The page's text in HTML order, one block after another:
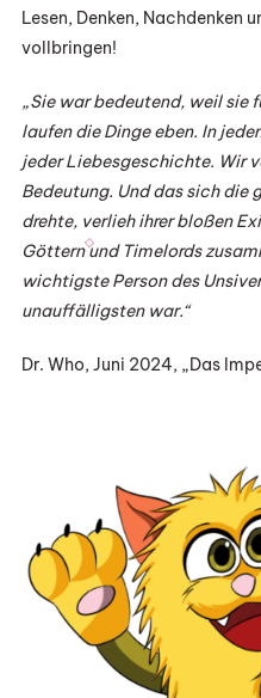
Lesen, Denken, Nachdenken
vollbringen!
„Sie war bedeutend, weil sie
laufen die Dinge eben. In
jeder Liebesgeschichte. Wir
Bedeutung. Und das sich die
drehte, verlieh ihrer bloßen
Göttern und Timelords
wichtigste Person des
unauffälligsten war.“
Dr. Who, Juni 2024, „Das